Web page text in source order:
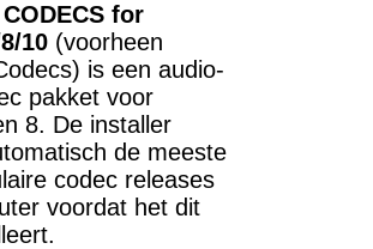
for
10 (voorheen
is een audio-
pakket voor
8. De installer
de meeste
codec releases
voordat het dit